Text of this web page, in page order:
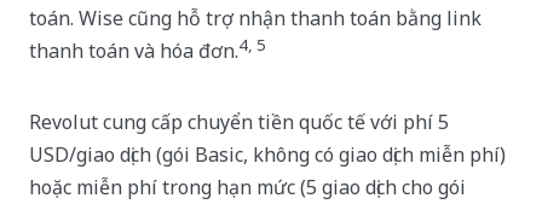
toán. Wise cũng hỗ trợ nhận thanh toán bằng link
thanh toán và hóa đơn.4, 5
Revolut cung cấp chuyển tiền quốc tế với phí 5
USD/giao dịch (gói Basic, không có giao dịch miễn phí)
hoặc miễn phí trong hạn mức (5 giao dịch cho gói